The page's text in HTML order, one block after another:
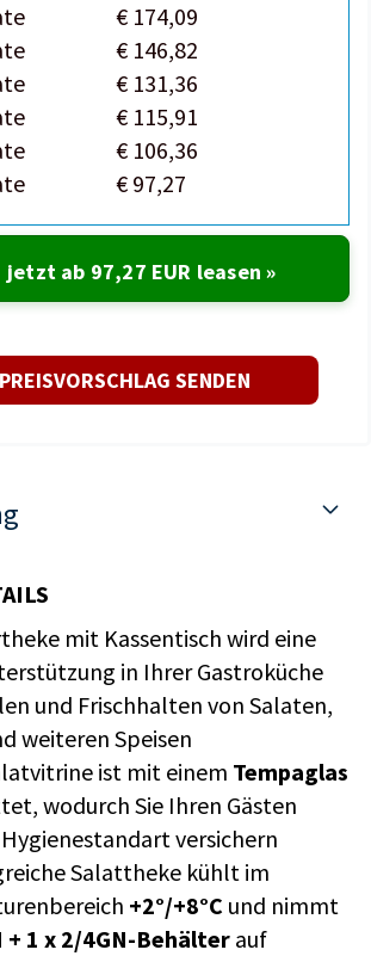
€ 174,09
€ 146,82
€ 131,36
€ 115,91
€ 106,36
€ 97,27
jetzt ab 97,27 EUR leasen »
PREISVORSCHLAG SENDEN
mit Kassentisch wird eine
in Ihrer Gastroküche
und Frischhalten von Salaten,
weiteren Speisen
ist mit einem Tempaglas
wodurch Sie Ihren Gästen
versichern
Salattheke kühlt im
+2°/+8°C und nimmt
+ 1 x 2/4GN-Behälter auf